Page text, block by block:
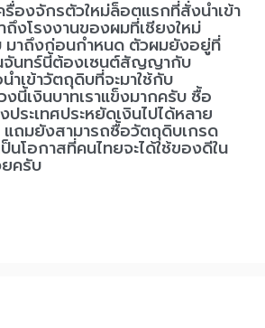
องจักรตัวใหม่ล็อตแรกที่สั่งนำเข้า
งโรงงานของผมที่เชียงใหม่
มาถึงก่อนกำหนด ตัวผมยังอยู่ที่
จันทร์นี้ต้องเซนต์สัญญากับ
เข้าวัตถุดิบที่จะมาใช้กับ
นี้เงินบาทเราแข็งมากครับ ซื้อ
ระเทศประหยัดเงินไปได้หลาย
แถมยังสามารถซื้อวัตถุดิบเกรด
นโอกาสที่คนไทยจะได้ใช้ของดีใน
ครับ